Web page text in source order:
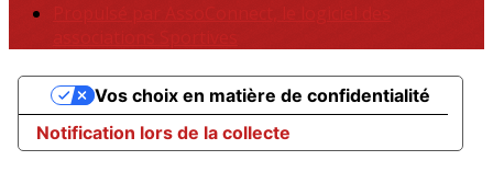
Propulsé par AssoConnect, le logiciel des
associations Sportives
Notification lors de la collecte
Vos choix en matière de confidentialité